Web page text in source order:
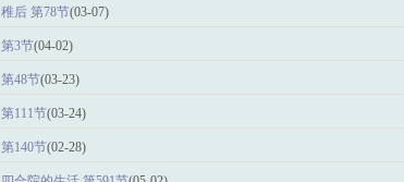
稚后 第78节(03-07)
第3节(04-02)
第48节(03-23)
第111节(03-24)
第140节(02-28)